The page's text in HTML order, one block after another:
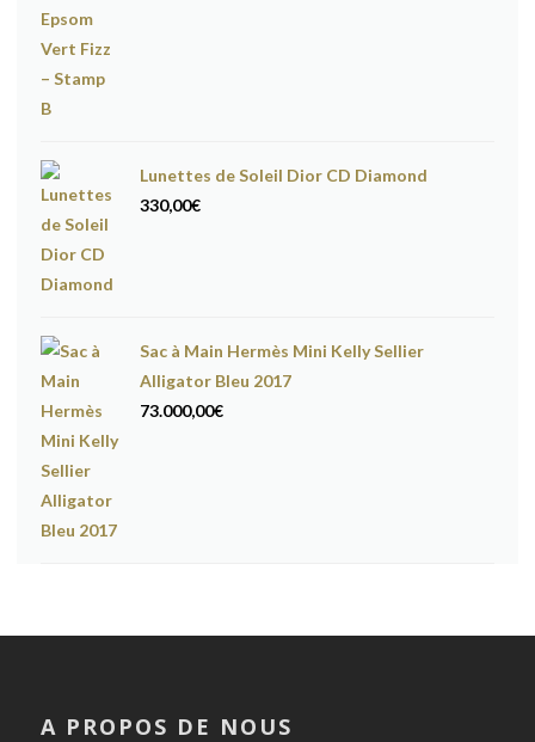
Lunettes de Soleil Dior CD Diamond
330,00€
Sac à Main Hermès Mini Kelly Sellier
Alligator Bleu 2017
73.000,00€
A PROPOS DE NOUS